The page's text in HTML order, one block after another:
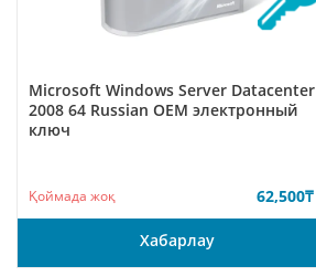
Microsoft Windows Server Datacenter
2008 64 Russian ОЕМ электронный
ключ
Қоймада жоқ 62,500₸
Хабарлау